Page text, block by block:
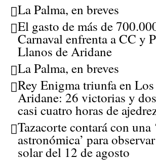
La Palma, en breves
El gasto de más de
Carnaval enfrenta a CC y
Llanos de Aridane
La Palma, en breves
Rey Enigma triunfa en
Aridane: 26 victorias y
casi cuatro horas de
Tazacorte contará con una
astronómica’ para
solar del 12 de agosto